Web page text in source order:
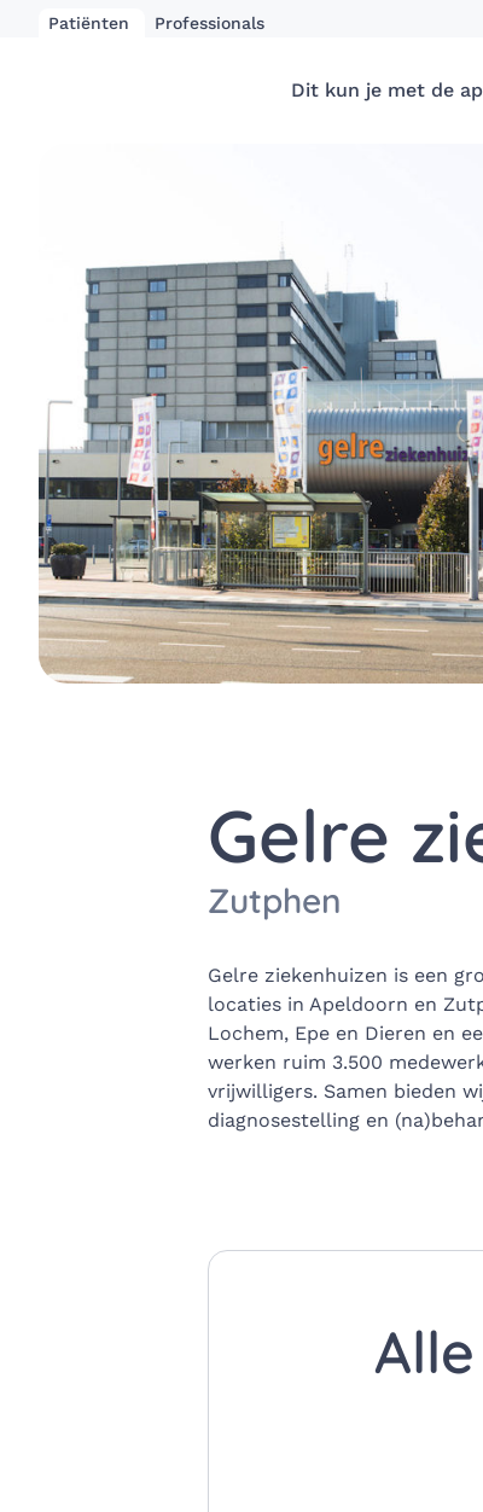
Patiënten Professionals
Dit kun je met de
Gelre
Zutphen
Gelre ziekenhuizen is een
locaties in Apeldoorn en
Lochem, Epe en Dieren en
werken ruim 3.500
vrijwilligers. Samen bieden
diagnosestelling en